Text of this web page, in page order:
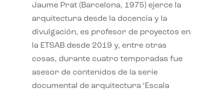
Jaume Prat (Barcelona, 1975) ejerce la
arquitectura desde la docencia y la
divulgación, es profesor de proyectos en
la ETSAB desde 2019 y, entre otras
cosas, durante cuatro temporadas fue
asesor de contenidos de la serie
documental de arquitectura ‘Escala